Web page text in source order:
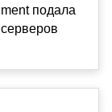
подала